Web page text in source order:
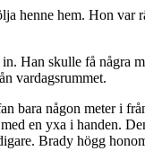
henne hem. Hon var
Han skulle få några
vardagsrummet.
bara någon meter i
en yxa i handen.
Brady högg